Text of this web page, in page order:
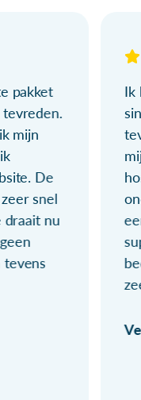
pakket
mijn
De
snel
draait nu
Ik